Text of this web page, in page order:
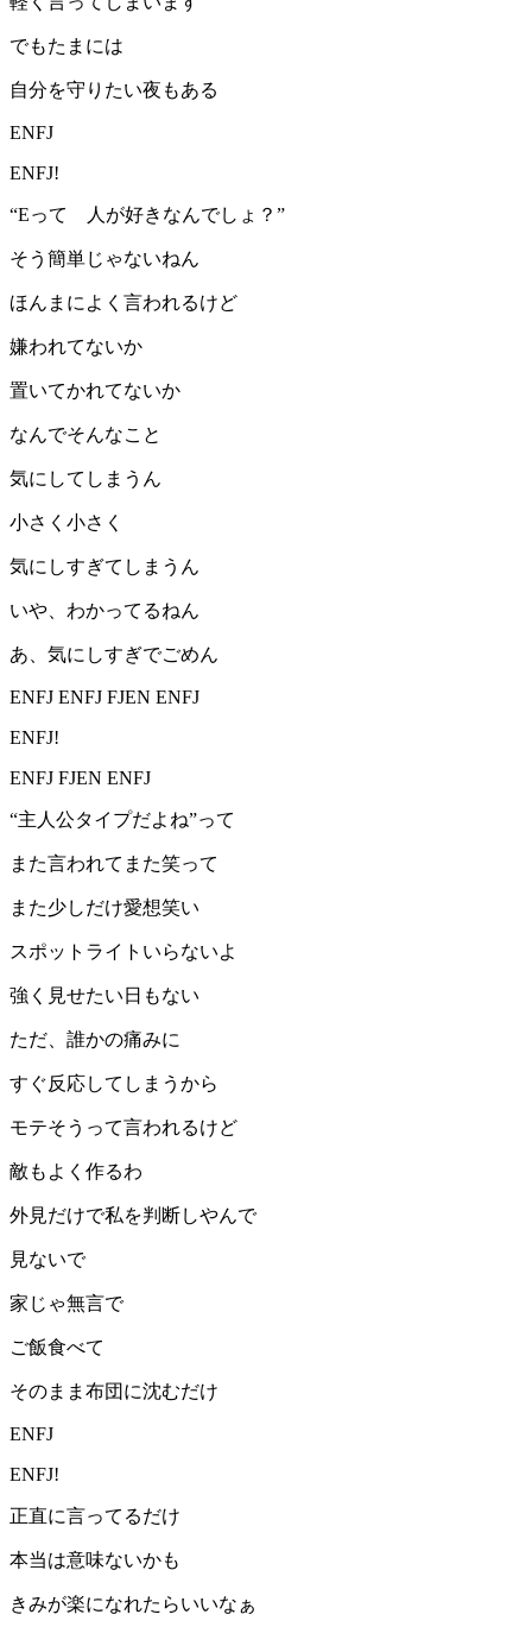
でもたまには
自分を守りたい夜もある
ENFJ
ENFJ!
“Eって 人が好きなんでしょ？”
そう簡単じゃないねん
ほんまによく言われるけど
嫌われてないか
置いてかれてないか
なんでそんなこと
気にしてしまうん
小さく小さく
気にしすぎてしまうん
いや、わかってるねん
あ、気にしすぎでごめん
ENFJ ENFJ FJEN ENFJ
ENFJ!
ENFJ FJEN ENFJ
“主人公タイプだよね”って
また言われてまた笑って
また少しだけ愛想笑い
スポットライトいらないよ
強く見せたい日もない
ただ、誰かの痛みに
すぐ反応してしまうから
モテそうって言われるけど
敵もよく作るわ
外見だけで私を判断しやんで
見ないで
家じゃ無言で
ご飯食べて
そのまま布団に沈むだけ
ENFJ
ENFJ!
正直に言ってるだけ
本当は意味ないかも
きみが楽になれたらいいなぁ